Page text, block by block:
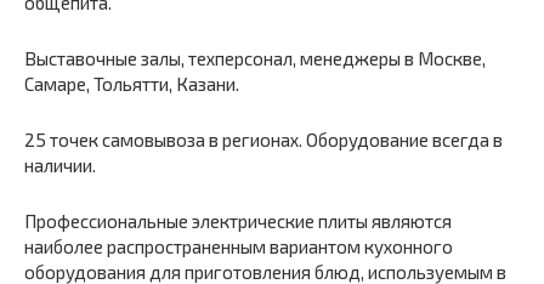
Выставочные залы, техперсонал, менеджеры в Москве,
Самаре, Тольятти, Казани.
25 точек самовывоза в регионах. Оборудование всегда в
наличии.
Профессиональные электрические плиты являются
наиболее распространенным вариантом кухонного
оборудования для приготовления блюд, используемым в